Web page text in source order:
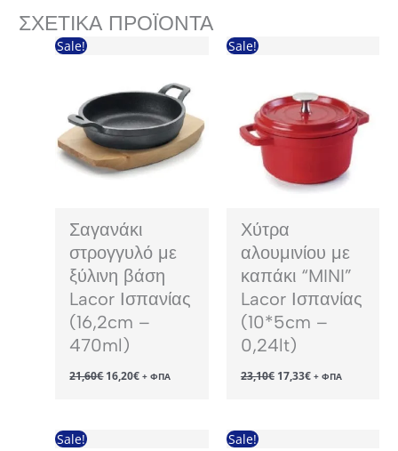
ΣΧΕΤΙΚΆ ΠΡΟΪΌΝΤΑ
Sale!
Σαγανάκι
στρογγυλό με
ξύλινη βάση
Lacor Ισπανίας
(16,2cm –
470ml)
21,60€ Original
price
16,20€Η+ ΦΠΑ
Sale!
Χύτρα
αλουμινίου με
καπάκι “MINI”
Lacor Ισπανίας
(10*5cm –
0,24lt)
23,10€ Original
price
17,33€Η+ ΦΠΑ
Sale! Sale!